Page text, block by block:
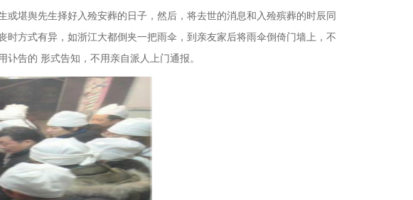
堪舆先生择好入殓安葬的日子，然后，将去世的消息和入殓殡葬的时辰同
方式有异，如浙江大都倒夹一把雨伞，到亲友家后将雨伞倒倚门墙上，不
讣告的 形式告知，不用亲自派人上门通报。